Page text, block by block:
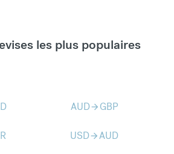
les plus populaires
AUDarrow_forward GBP
USDarrow_forwardAUD